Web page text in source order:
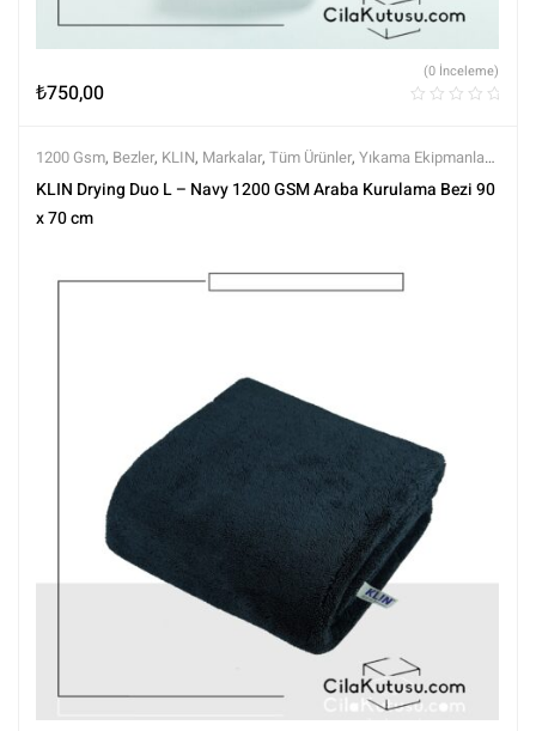
₺750,00
(0 İnceleme)
1200 Gsm, Bezler, KLIN, Markalar, Tüm Ürünler, Yıkama Ekipmanları,
Yıkama Ürünleri
KLIN Drying Duo L – Navy 1200 GSM Araba Kurulama Bezi 90
x 70 cm